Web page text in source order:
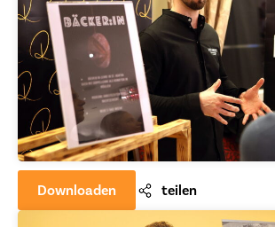
Downloaden teilen